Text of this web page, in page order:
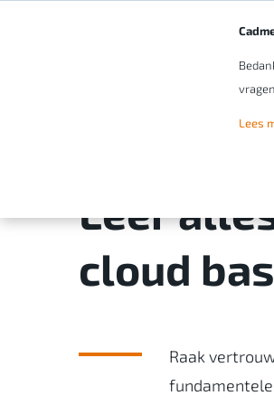
Lees
Leer
cloud
Raak